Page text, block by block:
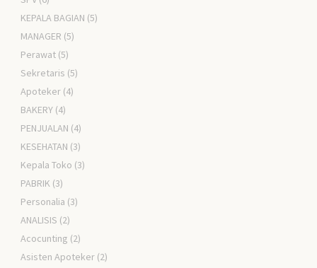
KEPALA BAGIAN (5)
MANAGER (5)
Perawat (5)
Sekretaris (5)
Apoteker (4)
BAKERY (4)
PENJUALAN (4)
KESEHATAN (3)
Kepala Toko (3)
PABRIK (3)
Personalia (3)
ANALISIS (2)
Acocunting (2)
Asisten Apoteker (2)